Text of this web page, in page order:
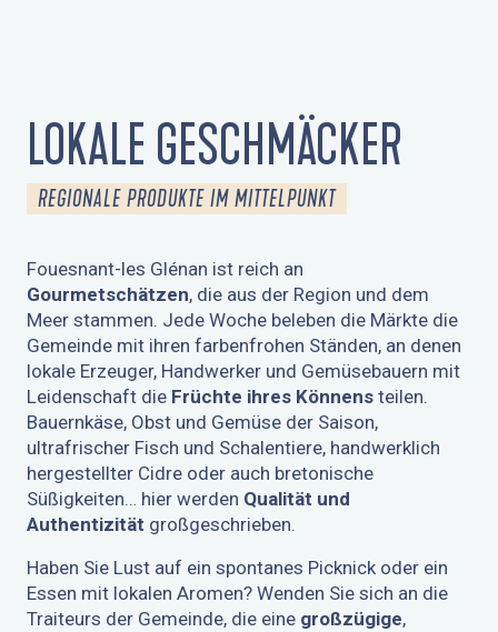
LOKALE GESCHMÄCKER
REGIONALE PRODUKTE IM MITTELPUNKT
Fouesnant-les Glénan ist reich an
Gourmetschätzen, die aus der Region und dem
Meer stammen. Jede Woche beleben die Märkte die
Gemeinde mit ihren farbenfrohen Ständen, an denen
lokale Erzeuger, Handwerker und Gemüsebauern mit
Leidenschaft die Früchte ihres Könnens teilen.
Bauernkäse, Obst und Gemüse der Saison,
ultrafrischer Fisch und Schalentiere, handwerklich
hergestellter Cidre oder auch bretonische
Süßigkeiten… hier werden Qualität und
Authentizität großgeschrieben.
Haben Sie Lust auf ein spontanes Picknick oder ein
Essen mit lokalen Aromen? Wenden Sie sich an die
Traiteurs der Gemeinde, die eine großzügige,